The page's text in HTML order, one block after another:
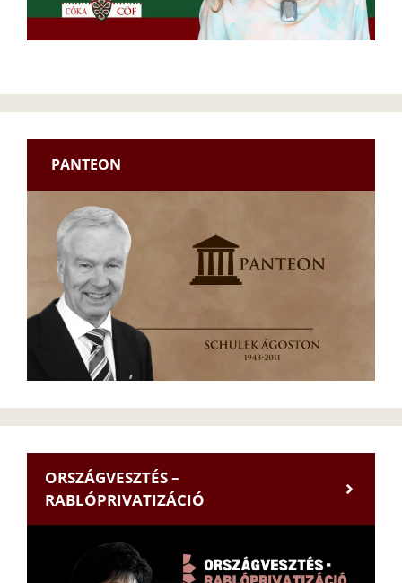
PANTEON
ORSZÁGVESZTÉS –
RABLÓPRIVATIZÁCIÓ